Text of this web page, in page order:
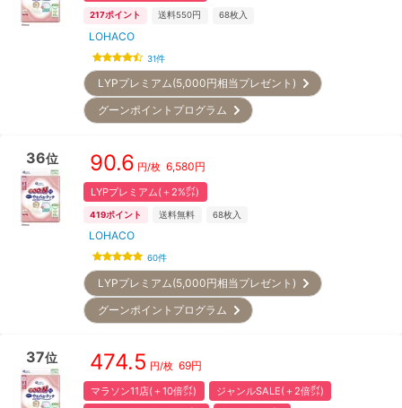
217ポイント 送料550円 68枚入
LOHACO
31件
LYPプレミアム(5,000円相当プレゼント)
グーンポイントプログラム
36位 90.6 円/枚 6,580円
LYPプレミアム(＋2%㌽)
419ポイント 送料無料 68枚入
LOHACO
60件
LYPプレミアム(5,000円相当プレゼント)
グーンポイントプログラム
37位 474.5 円/枚 69円
マラソン11店(＋10倍㌽)
ジャンルSALE(＋2倍㌽)